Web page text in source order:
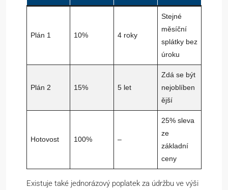
Plán 1 10% 4 roky
Stejné
měsíční
splátky bez
úroku
Plán 2 15% 5 let
Zdá se být
nejoblíben
ější
Hotovost 100% –
25% sleva
ze
základní
ceny
Existuje také jednorázový poplatek za údržbu ve výši